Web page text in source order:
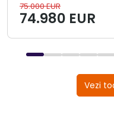
75.000 EUR
74.980 EUR
Vezi